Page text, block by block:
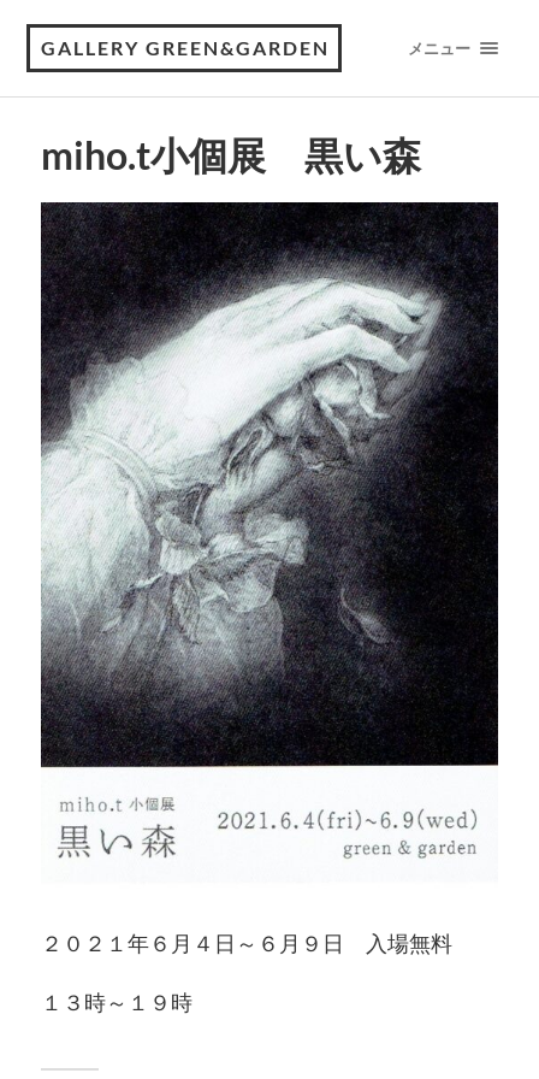
GALLERY GREEN&GARDEN メニュー
miho.t小個展 黒い森
２０２１年６月４日～６月９日 入場無料
１３時～１９時